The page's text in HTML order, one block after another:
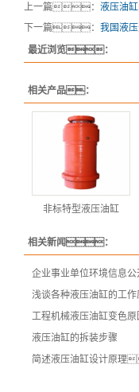
上一篇： 液压油
下一篇： 我国液
最近浏览：
相关产品：
非标特型液压油缸
相关新闻：
企业事业单位环境信息公
浅谈各种液压油缸的工作
工程机械液压油缸变色原
液压油缸的拆装步骤
简述液压油缸设计原